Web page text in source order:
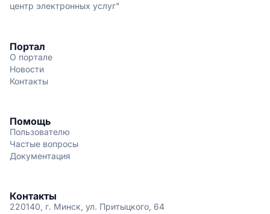
центр электронных услуг"
Портал
О портале
Новости
Контакты
Помощь
Пользователю
Частые вопросы
Документация
Контакты
220140, г. Минск, ул. Притыцкого, 64